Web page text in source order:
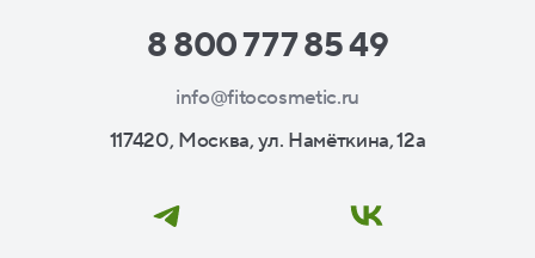
8 800 777 85 49
info@fitocosmetic.ru
117420, Москва, ул. Намёткина, 12а